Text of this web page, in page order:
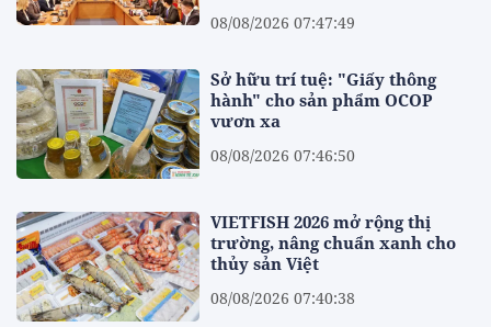
08/08/2026 07:47:49
Sở hữu trí tuệ: "Giấy thông
hành" cho sản phẩm OCOP
vươn xa
08/08/2026 07:46:50
VIETFISH 2026 mở rộng thị
trường, nâng chuẩn xanh cho
thủy sản Việt
08/08/2026 07:40:38